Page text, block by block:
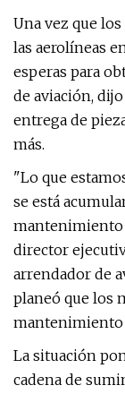
Una vez que
las aerolíneas
esperas para
de aviación,
entrega de
más.
"Lo que
se está
mantenimiento
director
arrendador de
planeó que los
mantenimiento
La situación
cadena de